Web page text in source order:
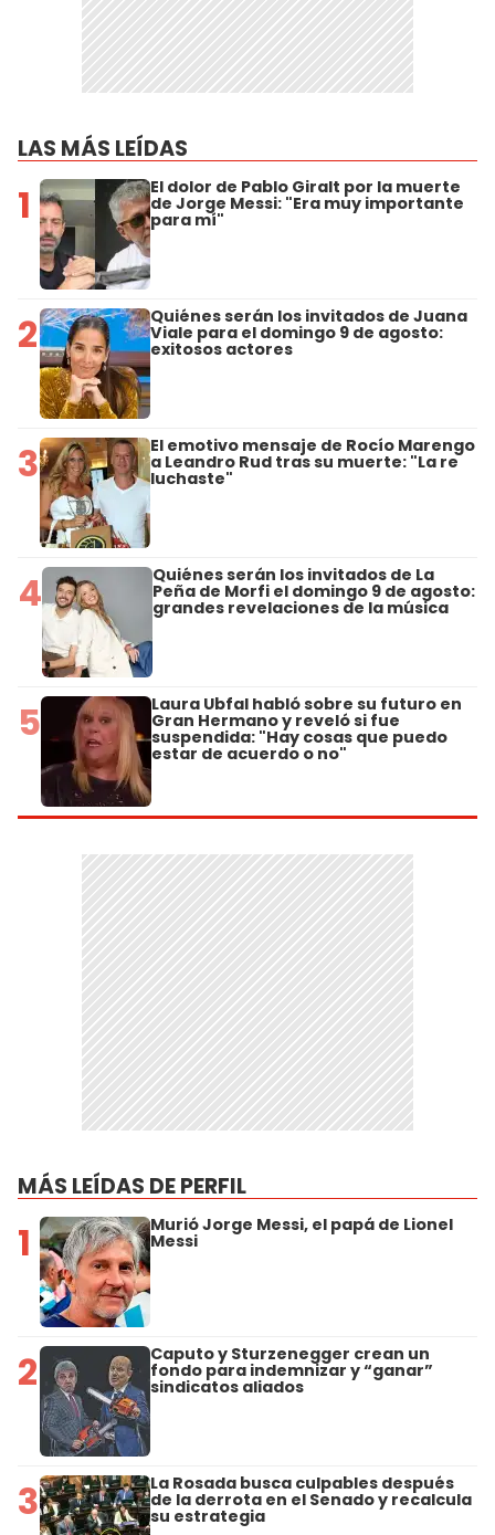
LAS MÁS LEÍDAS
1 El dolor de Pablo Giralt por la muerte
de Jorge Messi: "Era muy importante
para mí"
2 Quiénes serán los invitados de Juana
Viale para el domingo 9 de agosto:
exitosos actores
3 El emotivo mensaje de Rocío Marengo
a Leandro Rud tras su muerte: "La re
luchaste"
4 Quiénes serán los invitados de La
Peña de Morfi el domingo 9 de agosto:
grandes revelaciones de la música
5 Laura Ubfal habló sobre su futuro en
Gran Hermano y reveló si fue
suspendida: "Hay cosas que puedo
estar de acuerdo o no"
MÁS LEÍDAS DE PERFIL
1 Murió Jorge Messi, el papá de Lionel
Messi
2 Caputo y Sturzenegger crean un
fondo para indemnizar y “ganar”
sindicatos aliados
3 La Rosada busca culpables después
de la derrota en el Senado y recalcula
su estrategia